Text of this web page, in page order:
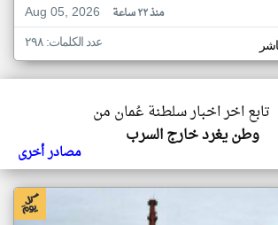
Aug 05, 2026
منذ ٢٢ ساعة
عدد الكلمات: ٢٩٨
تابع اخر اخبار سلطنة عُمان من
وطن يغرد خارج السرب
مصادر أخرى